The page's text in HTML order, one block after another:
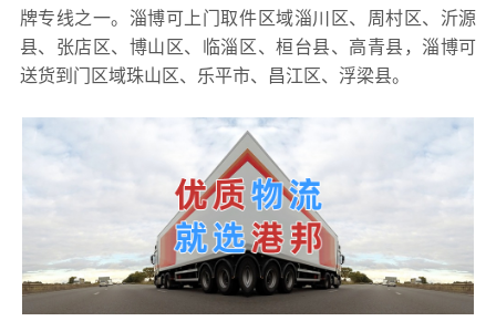
牌专线之一。淄博可上门取件区域淄川区、周村区、沂源
县、张店区、博山区、临淄区、桓台县、高青县，淄博可
送货到门区域珠山区、乐平市、昌江区、浮梁县。